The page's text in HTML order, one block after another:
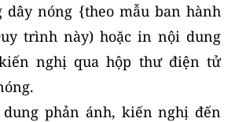
dây nóng {theo mẫu ban hành
trình này) hoặc in nội dung
nghị qua hộp thư điện tử
dung phản ánh, kiến nghị đến